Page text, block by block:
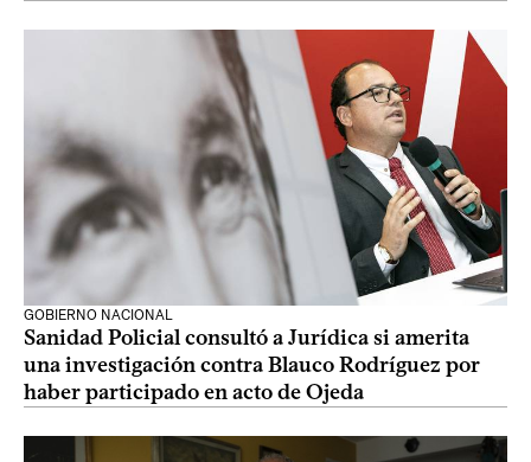
GOBIERNO NACIONAL
Sanidad Policial consultó a Jurídica si amerita
una investigación contra Blauco Rodríguez por
haber participado en acto de Ojeda